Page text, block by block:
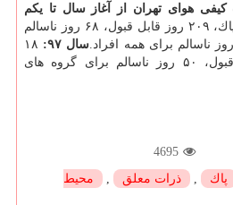
هوای تهران از آغاز سال تا یكم
۲۵ روز پاك، ۲۰۹ روز قابل قبول، ۶۸ روز ناسالم
سال ۹۷:
۱۸
، ۲۳۹ روز قابل قبول، ۵۰ روز ناسالم برای گروه های
4695
پاك , ذرات معلق ,
محیط